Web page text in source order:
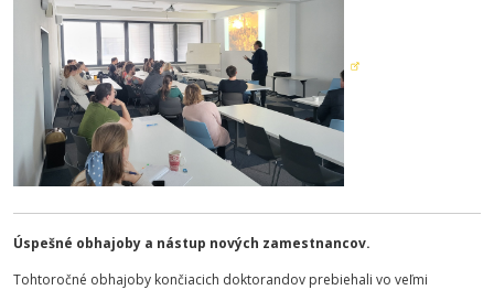
Úspešné obhajoby a nástup nových zamestnancov.
Tohtoročné obhajoby končiacich doktorandov prebiehali vo veľmi